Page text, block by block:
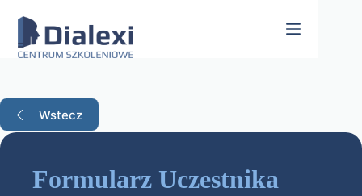
content
Wstecz
Formularz Uczestnika